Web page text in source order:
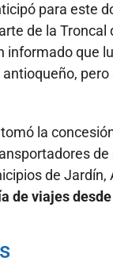
para este
de la
informado que
pero
la
de Jardín,
de viajes